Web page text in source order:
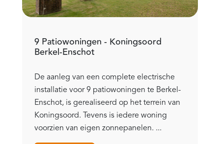
9 Patiowoningen - Koningsoord
Berkel-Enschot
De aanleg van een complete electrische
installatie voor 9 patiowoningen te Berkel-
Enschot, is gerealiseerd op het terrein van
Koningsoord. Tevens is iedere woning
voorzien van eigen zonnepanelen. ...